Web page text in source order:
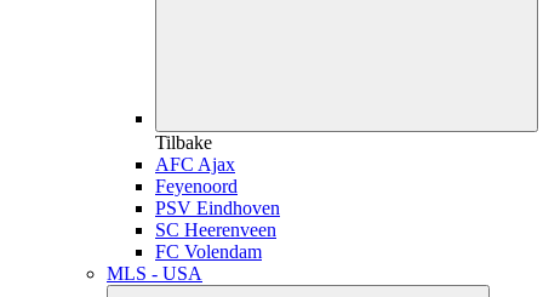
Tilbake
AFC Ajax
Feyenoord
PSV Eindhoven
SC Heerenveen
FC Volendam
MLS - USA